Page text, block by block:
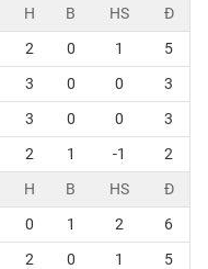
H B HS
Đ
2 0 1
5
3 0 0
3
3 0 0
3
2 1 -1
2
H B HS
Đ
0 1 2
6
2 0 1
5